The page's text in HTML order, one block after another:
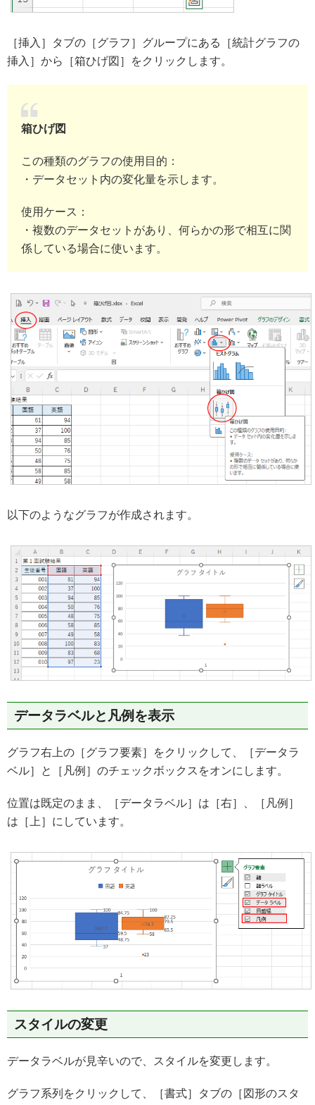
［挿入］タブの［グラフ］グループにある［統計グラフの
挿入］から［箱ひげ図］をクリックします。
箱ひげ図
この種類のグラフの使用目的：
・データセット内の変化量を示します。
使用ケース：
・複数のデータセットがあり、何らかの形で相互に関
係している場合に使います。
以下のようなグラフが作成されます。
データラベルと凡例を表示
グラフ右上の［グラフ要素］をクリックして、［データラ
ベル］と［凡例］のチェックボックスをオンにします。
位置は既定のまま、［データラベル］は［右］、［凡例］
は［上］にしています。
スタイルの変更
データラベルが見辛いので、スタイルを変更します。
グラフ系列をクリックして、［書式］タブの［図形のスタ